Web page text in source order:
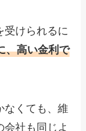
受けられるに
、高い金利で
なくても、維
社も同じよ